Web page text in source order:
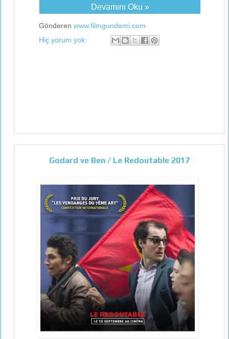
Devamını Oku »
Gönderen www.filmgundemi.com
Hiç yorum yok:
Godard ve Ben / Le Redoutable 2017